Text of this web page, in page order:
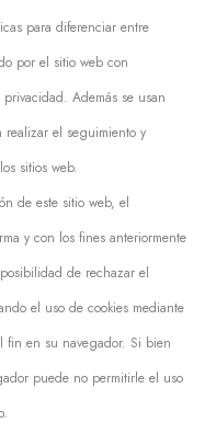
para diferenciar entre
por el sitio web con
Además se usan
realizar el seguimiento y
sitios web.
de este sitio web, el
y con los fines anteriormente
de rechazar el
el uso de cookies mediante
fin en su navegador. Si bien
puede no permitirle el uso